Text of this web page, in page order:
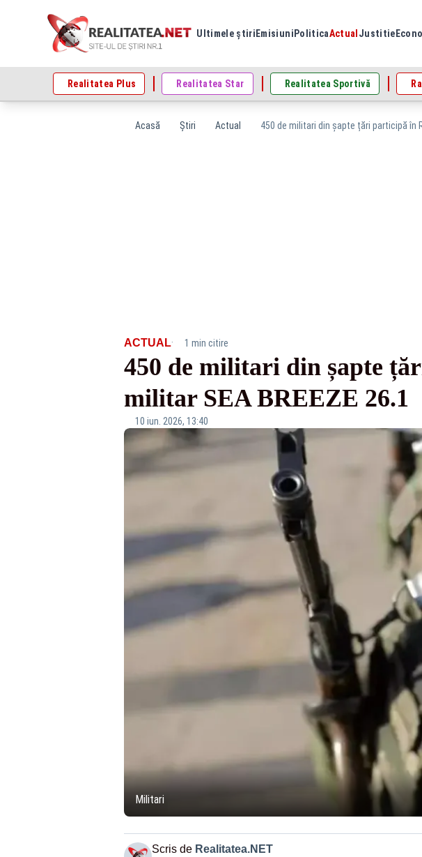
Ultimele știri Emisiuni PoliticaActual Justitie
Realitatea Plus Realitatea Star Realitatea Sportivă
Acasă Știri Actual 450 de militari din șapte țări participă în
ACTUAL· 1 min citire
450 de militari din șapte
militar SEA BREEZE 26.1
10 iun. 2026, 13:40
Militari
Scris de Realitatea.NET